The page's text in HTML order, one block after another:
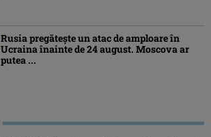
Rusia pregătește un atac de amploare în
Ucraina înainte de 24 august. Moscova ar
putea ...